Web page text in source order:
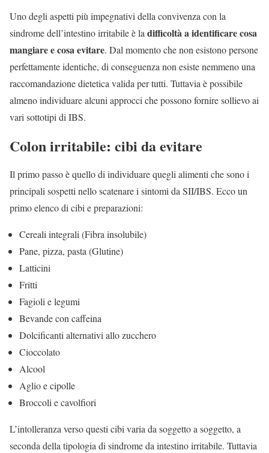
Uno degli aspetti più impegnativi della convivenza con la
sindrome dell’intestino irritabile è la difficoltà a identificare cosa
mangiare e cosa evitare. Dal momento che non esistono persone
perfettamente identiche, di conseguenza non esiste nemmeno una
raccomandazione dietetica valida per tutti. Tuttavia è possibile
almeno individuare alcuni approcci che possono fornire sollievo ai
vari sottotipi di IBS.
Colon irritabile: cibi da evitare
Il primo passo è quello di individuare quegli alimenti che sono i
principali sospetti nello scatenare i sintomi da SII/IBS. Ecco un
primo elenco di cibi e preparazioni:
Cereali integrali (Fibra insolubile)
Pane, pizza, pasta (Glutine)
Latticini
Fritti
Fagioli e legumi
Bevande con caffeina
Dolcificanti alternativi allo zucchero
Cioccolato
Alcool
Aglio e cipolle
Broccoli e cavolfiori
L’intolleranza verso questi cibi varia da soggetto a soggetto, a
seconda della tipologia di sindrome da intestino irritabile. Tuttavia